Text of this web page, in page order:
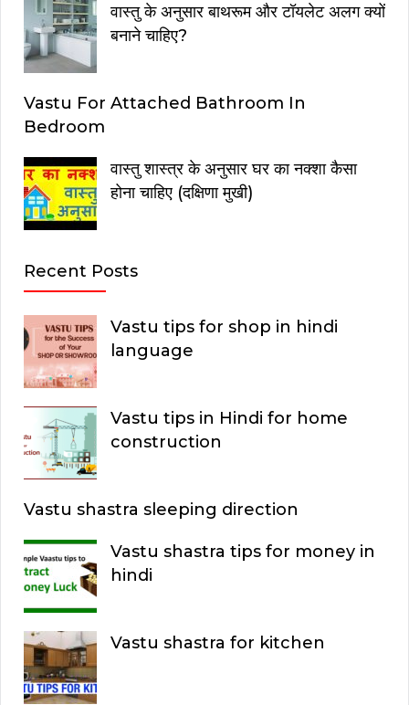
वास्तु के अनुसार बाथरूम और टॉयलेट अलग क्यों
बनाने चाहिए?
Vastu For Attached Bathroom In
Bedroom
वास्तु शास्त्र के अनुसार घर का नक्शा कैसा
होना चाहिए (दक्षिणा मुखी)
Recent Posts
Vastu tips for shop in hindi
language
Vastu tips in Hindi for home
construction
Vastu shastra sleeping direction
Vastu shastra tips for money in
hindi
Vastu shastra for kitchen